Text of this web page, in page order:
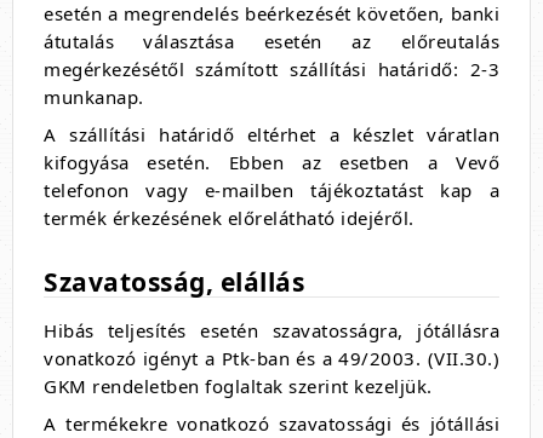
esetén a megrendelés beérkezését követően, banki
átutalás választása esetén az előreutalás
megérkezésétől számított szállítási határidő: 2-3
munkanap.
A szállítási határidő eltérhet a készlet váratlan
kifogyása esetén. Ebben az esetben a Vevő
telefonon vagy e-mailben tájékoztatást kap a
termék érkezésének előrelátható idejéről.
Szavatosság, elállás
Hibás teljesítés esetén szavatosságra, jótállásra
vonatkozó igényt a Ptk-ban és a 49/2003. (VII.30.)
GKM rendeletben foglaltak szerint kezeljük.
A termékekre vonatkozó szavatossági és jótállási